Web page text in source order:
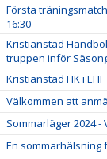
Första
16:30
Kristianstad
truppen inför
Kristianstad HK i
Välkommen att
Sommarläger 2024 -
En sommarhälsning